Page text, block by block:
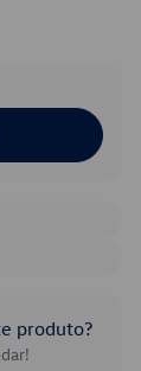
produto?